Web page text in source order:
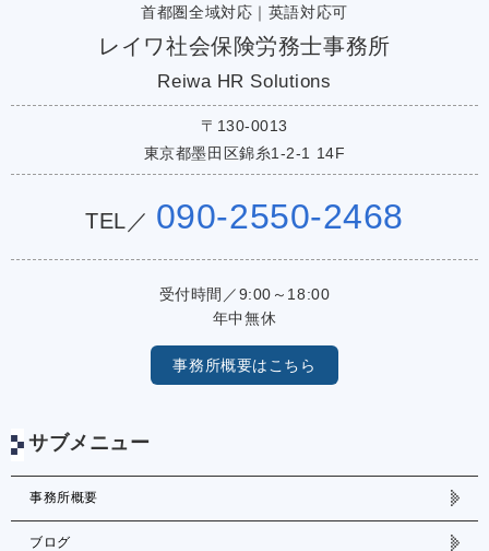
首都圏全域対応｜英語対応可
レイワ社会保険労務士事務所
Reiwa HR Solutions
〒130-0013
東京都墨田区錦糸1-2-1 14F
TEL／ 090-2550-2468
受付時間／9:00～18:00
年中無休
事務所概要はこちら
サブメニュー
事務所概要
ブログ